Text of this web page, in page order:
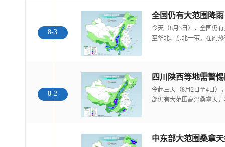
8-3
全国仍有大范围降
今天（8月3日），全国仍
至华北、东北一带。在副
8-2
今起三天（8月2日至4日）
部仍有大范围高温桑拿天
中东部大范围桑拿